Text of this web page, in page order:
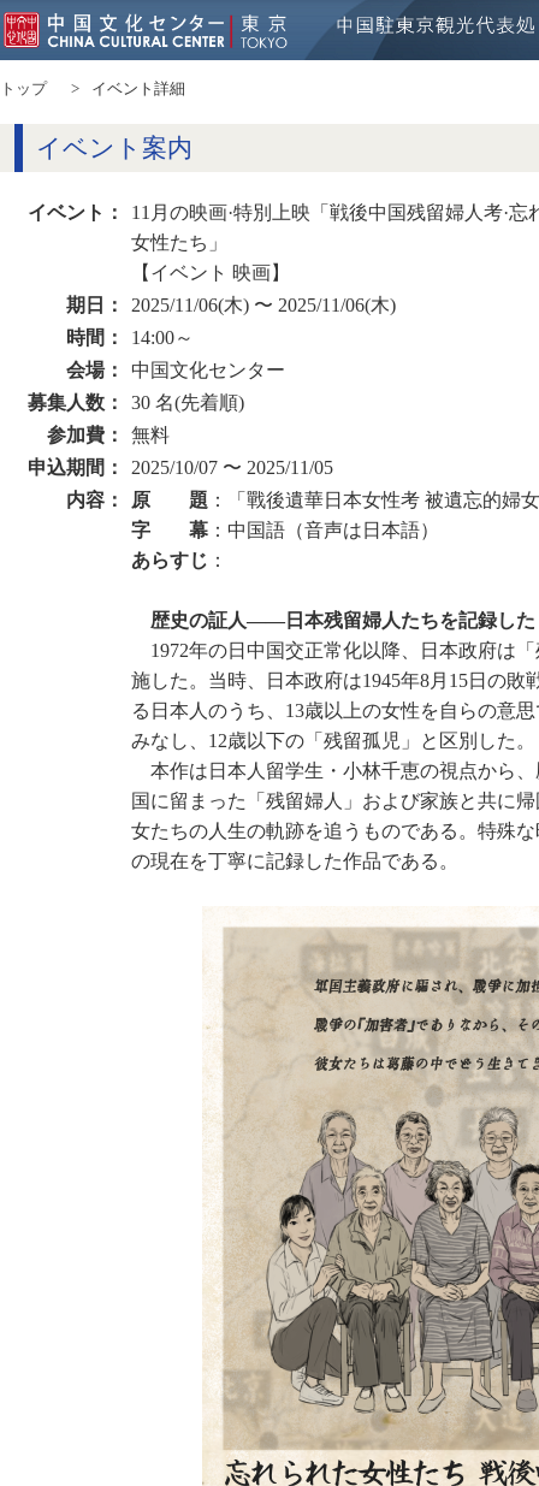
トップ イベント詳細
イベント案内
イベント：
11月の映画·特別上映「戦後中国残留婦人考·忘
女性たち」
【イベント 映画】
期日：
2025/11/06(木) 〜 2025/11/06(木)
時間：
14:00～
会場：
中国文化センター
募集人数：
30 名(先着順)
参加費：
無料
申込期間：
2025/10/07 〜 2025/11/05
内容：
原 題 ：「戰後遺華日本女性考 被遺忘的婦
字 幕 ：中国語（音声は日本語）
あらすじ ：
歴史の証人―― 日本残留婦人たちを記録し
1972年の日中国交正常化以降、日本政府は
施した。当時、日本政府は1945年8月15日の敗
る日本人のうち、13歳以上の女性を自らの意
みなし、12歳以下の「残留孤児」と区別した。
本作は日本人留学生・小林千恵の視点から
国に留まった「残留婦人」および家族と共に
女たちの人生の軌跡を追うものである。特殊
の現在を丁寧に記録した作品である。